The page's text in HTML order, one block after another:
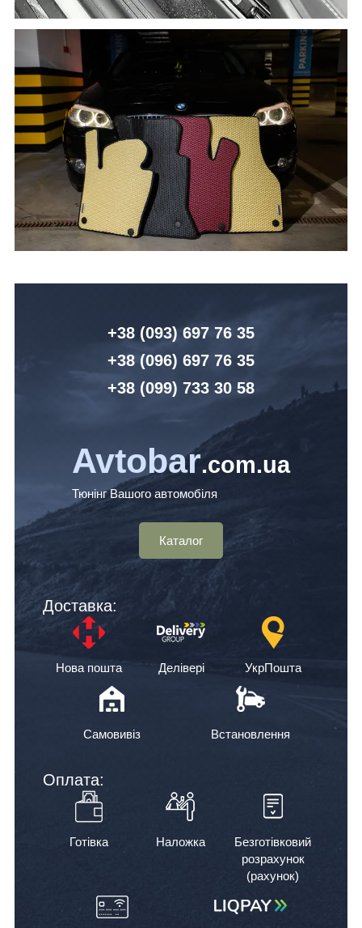
+38 (093) 697 76 35
+38 (096) 697 76 35
+38 (099) 733 30 58
Avtobar.com.ua
Тюнінг Вашого автомобіля
Каталог
Доставка:
Нова пошта Делівері УкрПошта
Самовивіз Встановлення
Оплата:
Готівка Наложка
Безготівковий
розрахунок
(рахунок)